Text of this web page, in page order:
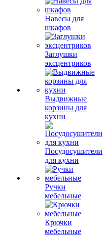
Навесы для
шкафов
Заглушки
эксцентриков
Выдвижные
корзины для
кухни
Посудосушители
для кухни
Ручки
мебельные
Крючки
мебельные